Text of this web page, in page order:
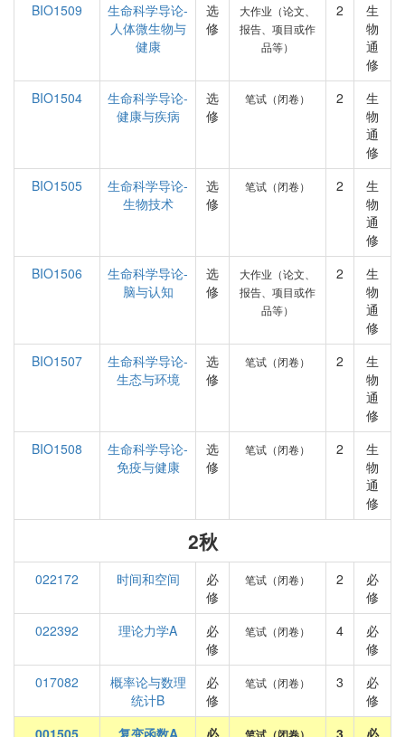
BIO1509
生命科学导论-
人体微生物与
健康
选
修
大作业（论文、
报告、项目或作
品等）
2
生
物
通
修
BIO1504
生命科学导论-
健康与疾病
选
修
笔试（闭卷） 2
生
物
通
修
BIO1505
生命科学导论-
生物技术
选
修
笔试（闭卷） 2
生
物
通
修
BIO1506
生命科学导论-
脑与认知
选
修
大作业（论文、
报告、项目或作
品等）
2
生
物
通
修
BIO1507
生命科学导论-
生态与环境
选
修
笔试（闭卷） 2
生
物
通
修
BIO1508
生命科学导论-
免疫与健康
选
修
笔试（闭卷） 2
生
物
通
修
2秋
022172 时间和空间
必
修
笔试（闭卷） 2
必
修
022392
理论力学A
必
修
笔试（闭卷） 4
必
修
017082
概率论与数理
统计B
必
修
笔试（闭卷） 3
必
修
001505
复变函数A 必 3 必